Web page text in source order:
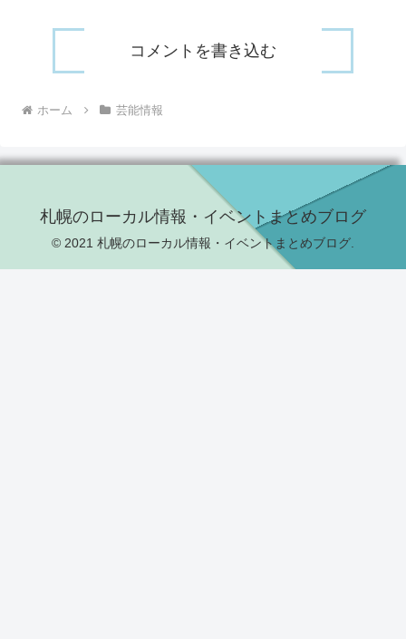
コメントを書き込む
ホーム 芸能情報
札幌のローカル情報・イベントまとめブログ
© 2021 札幌のローカル情報・イベントまとめブログ.